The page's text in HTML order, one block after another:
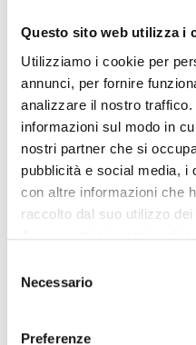
Questo sito web utilizza i
Utilizziamo i cookie per
annunci, per fornire
analizzare il nostro
informazioni sul modo in
nostri partner che si
pubblicità e social media, i
con altre informazioni che
raccolto dal suo utilizzo
Acconsenti ai nostri
delNecessario
Preferenze
Un contributo
scientifica: Studio
30 Gennaio 2026 | ESG
La ricerca scientifica
strumento
conoscenza in cure